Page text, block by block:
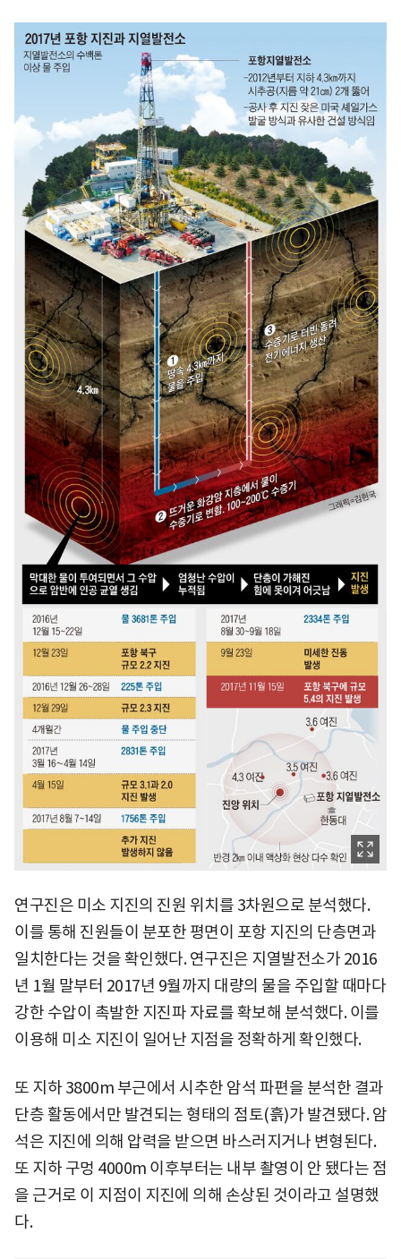
연구진은 미소 지진의 진원 위치를 3차원으로 분석했다.
이를 통해 진원들이 분포한 평면이 포항 지진의 단층면과
일치한다는 것을 확인했다. 연구진은 지열발전소가 2016
년 1월 말부터 2017년 9월까지 대량의 물을 주입할 때마다
강한 수압이 촉발한 지진파 자료를 확보해 분석했다. 이를
이용해 미소 지진이 일어난 지점을 정확하게 확인했다.
또 지하 3800m 부근에서 시추한 암석 파편을 분석한 결과
단층 활동에서만 발견되는 형태의 점토(흙)가 발견됐다. 암
석은 지진에 의해 압력을 받으면 바스러지거나 변형된다.
또 지하 구멍 4000m 이후부터는 내부 촬영이 안 됐다는 점
을 근거로 이 지점이 지진에 의해 손상된 것이라고 설명했
다.